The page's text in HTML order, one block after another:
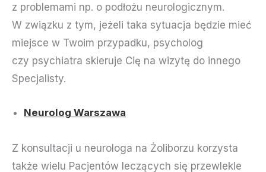
z problemami np. o podłożu neurologicznym.
W związku z tym, jeżeli taka sytuacja będzie mieć
miejsce w Twoim przypadku, psycholog
czy psychiatra skieruje Cię na wizytę do innego
Specjalisty.
Neurolog Warszawa
Z konsultacji u neurologa na Żoliborzu korzysta
także wielu Pacjentów leczących się przewlekle